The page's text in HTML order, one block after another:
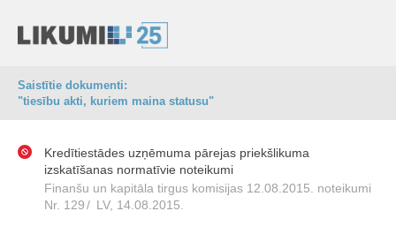
Saistītie dokumenti:
"tiesību akti, kuriem maina statusu"
Kredītiestādes uzņēmuma pārejas priekšlikuma
izskatīšanas normatīvie noteikumi
Finanšu un kapitāla tirgus komisijas 12.08.2015. noteikumi
Nr. 129/ LV, 14.08.2015.